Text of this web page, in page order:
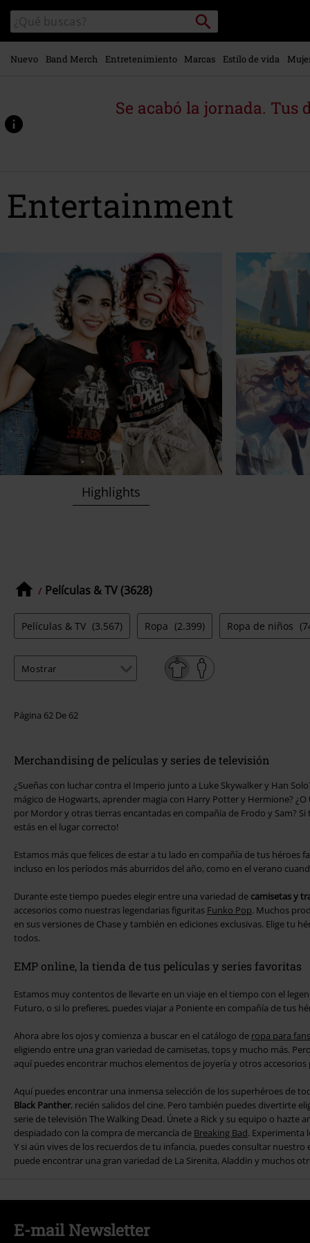
contenido
principal
Buscar
en
el
catálogo
Buscar
Nuevo Band Merch Entretenimiento Marcas Estilo de vida
Se acabó la jornada. Tus
Entertainment
Highlights
Películas & TV (3628)
Películas & TV (3.567) Ropa (2.399) Ropa de niños
Página 62 De 62
Merchandising de películas y series de televisión
¿Sueñas con luchar contra el Imperio junto a Luke Skywalker y Han
mágico de Hogwarts, aprender magia con Harry Potter y Hermione?
por Mordor y otras tierras encantadas en compañía de Frodo y Sam? Si
estás en el lugar correcto!
Estamos más que felices de estar a tu lado en compañía de tus héroes
incluso en los períodos más aburridos del año, como en el verano
Durante este tiempo puedes elegir entre una variedad de camisetas y
accesorios como nuestras legendarias figuritas Funko Pop. Muchos
en sus versiones de Chase y también en ediciones exclusivas. Elige tu
todos.
EMP online, la tienda de tus películas y series favoritas
Estamos muy contentos de llevarte en un viaje en el tiempo con el
Futuro, o si lo prefieres, puedes viajar a Poniente en compañía de tus
Ahora abre los ojos y comienza a buscar en el catálogo de ropa para fans
eligiendo entre una gran variedad de camisetas, tops y mucho más.
aquí puedes encontrar muchos elementos de joyería y otros accesorios
Aquí puedes encontrar una inmensa selección de los superhéroes de
Black Panther, recién salidos del cine. Pero también puedes divertirte
serie de televisión The Walking Dead. Únete a Rick y su equipo o hazte
despiadado con la compra de mercancía de Breaking Bad. Experimenta
Y si aún vives de los recuerdos de tu infancia, puedes consultar
puede encontrar una gran variedad de La Sirenita, Aladdin y muchos
E-mail Newsletter